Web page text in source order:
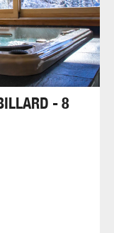
- 8